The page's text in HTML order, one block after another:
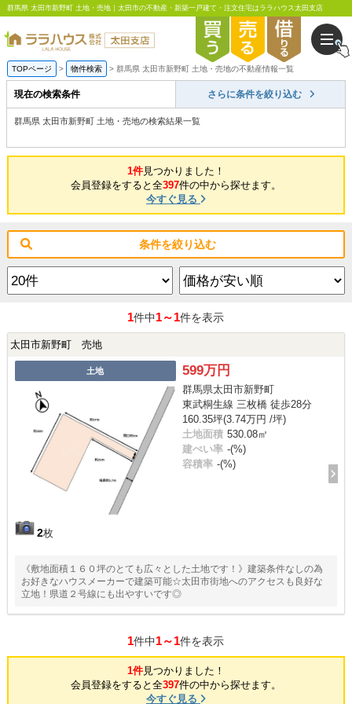
群馬県 太田市新野町 土地・売地｜太田市の不動産・新築一戸建て・注文住宅はララハウス太田支店
TOPページ 物件検索 群馬県 太田市新野町 土地・売地の不動産情報一覧
現在の検索条件 さらに条件を絞り込む
群馬県 太田市新野町 土地・売地の検索結果一覧
1件見つかりました！
会員登録をすると全397件の中から探せます。
今すぐ見る
条件を絞り込む
1件中1～1件を表示
太田市新野町 売地
土地
2枚
599万円
群馬県太田市新野町
東武桐生線 三枚橋 徒歩28分
160.35坪(3.74万円 /坪)
土地面積 530.08㎡
建ぺい率 -(%)
容積率 -(%)
《敷地面積１６０坪のとても広々とした土地です！》建築条件なしの為
お好きなハウスメーカーで建築可能☆太田市街地へのアクセスも良好な
立地！県道２号線にも出やすいです◎
1件中1～1件を表示
1件見つかりました！
会員登録をすると全397件の中から探せます。
今すぐ見る